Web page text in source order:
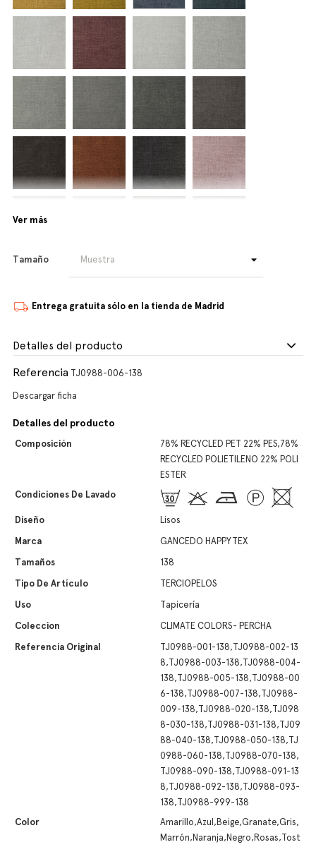
Ver más
Tamaño
Entrega gratuita sólo en la tienda de Madrid
Detalles del producto
Referencia TJ0988-006-138
Descargar ficha
Detalles del producto
Composición
78% RECYCLED PET 22% PES,78%
RECYCLED POLIETILENO 22% POLI
ESTER
Condiciones De Lavado
Diseño
Lisos
Marca
GANCEDO HAPPYTEX
Tamaños
138
Tipo De Artículo
TERCIOPELOS
Uso
Tapicería
Coleccion
CLIMATE COLORS- PERCHA
Referencia Original
TJ0988-001-138,TJ0988-002-13
8,TJ0988-003-138,TJ0988-004-
138,TJ0988-005-138,TJ0988-00
6-138,TJ0988-007-138,TJ0988-
009-138,TJ0988-020-138,TJ098
8-030-138,TJ0988-031-138,TJ09
88-040-138,TJ0988-050-138,TJ
0988-060-138,TJ0988-070-138,
TJ0988-090-138,TJ0988-091-13
8,TJ0988-092-138,TJ0988-093-
138,TJ0988-999-138
Color
Amarillo,Azul,Beige,Granate,Gris,
Marrón,Naranja,Negro,Rosas,Tost